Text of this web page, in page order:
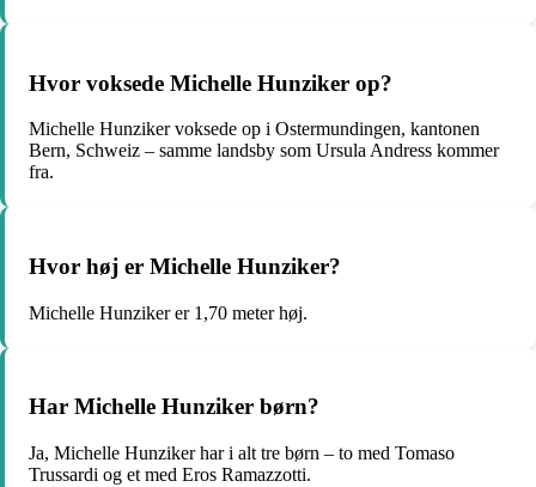
Hvor voksede Michelle Hunziker op?
Michelle Hunziker voksede op i Ostermundingen, kantonen
Bern, Schweiz – samme landsby som Ursula Andress kommer
fra.
Hvor høj er Michelle Hunziker?
Michelle Hunziker er 1,70 meter høj.
Har Michelle Hunziker børn?
Ja, Michelle Hunziker har i alt tre børn – to med Tomaso
Trussardi og et med Eros Ramazzotti.